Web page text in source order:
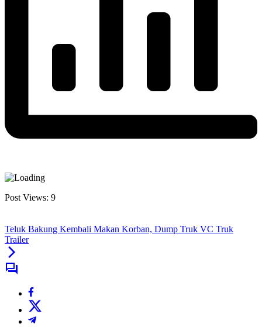
Post Views: 9
Teluk Bakung Kembali Makan Korban, Dump Truk VC Truk
Trailer